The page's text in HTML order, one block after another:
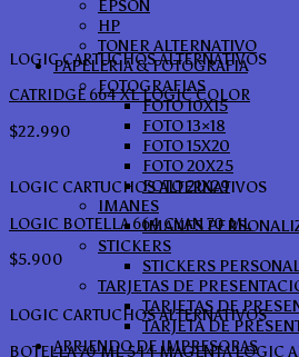
EPSON
HP
TONER ALTERNATIVO
PAPELERIA & FOTOGRAFIA
FOTOGRAFIAS
FOTO 10X15
FOTO 13×18
FOTO 15X20
FOTO 20X25
FOTO 21X29
IMANES
IMANES
STICKERS
STICKERS
TARJETAS DE
TARJETAS DE
TARJETA DE
ARRIENDO DE IMPRESORAS
LOGIC CARTUCHOS ALTERNATIVOS
CATRIDGE 664 XL LOGIC COLOR
$22.990
LOGIC CARTUCHOS ALTERNATIVOS
LOGIC BOTELLA 664 CYAN 70 ML
$5.900
LOGIC CARTUCHOS ALTERNATIVOS
BOTELLA 70 ML 544 MAGENTA LOGIC